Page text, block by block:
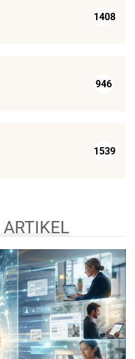
1408
946
1539